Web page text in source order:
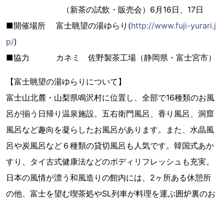
（新茶の試飲・販売会）6月16日、17日
■開催場所 富士眺望の湯ゆらり(http://www.fuji-yurari.j
p/)
■協力 カネミ 佐野製茶工場（静岡県・富士宮市）
【富士眺望の湯ゆらりについて】
富士山北麓・山梨県鳴沢村に位置し、全部で16種類のお風
呂が揃う日帰り温泉施設。五右衛門風呂、香り風呂、洞窟
風呂など趣向を凝らしたお風呂があります。また、水晶風
呂や炭風呂など６種類の貸切風呂も人気です。韓国式あか
すり、タイ古式健康法などのボディリフレッシュも充実。
日本の風情が漂う和風造りの館内には、2ヶ所ある休憩所
の他、富士を望む喫茶処やSL列車が料理を運ぶ囲炉裏のお